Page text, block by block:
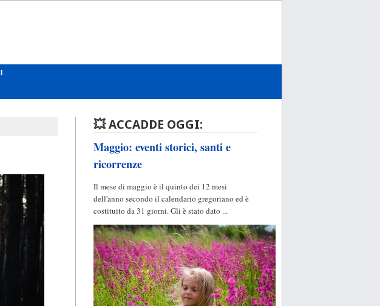
💥 ACCADDE OGGI:
Maggio: eventi storici, santi e
ricorrenze
Il mese di maggio è il quinto dei 12 mesi
dell'anno secondo il calendario gregoriano ed è
costituito da 31 giorni. Gli è stato dato ...